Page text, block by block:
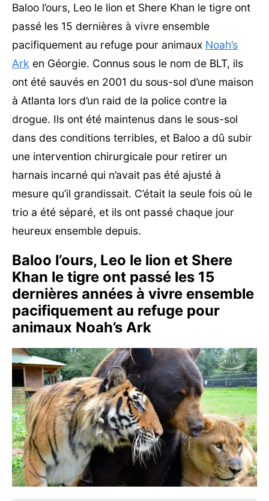
Baloo l’ours, Leo le lion et Shere Khan le tigre ont
passé les 15 dernières à vivre ensemble
pacifiquement au refuge pour animaux Noah’s
Ark en Géorgie. Connus sous le nom de BLT, ils
ont été sauvés en 2001 du sous-sol d’une maison
à Atlanta lors d’un raid de la police contre la
drogue. Ils ont été maintenus dans le sous-sol
dans des conditions terribles, et Baloo a dû subir
une intervention chirurgicale pour retirer un
harnais incarné qui n’avait pas été ajusté à
mesure qu’il grandissait. C’était la seule fois où le
trio a été séparé, et ils ont passé chaque jour
heureux ensemble depuis.
Baloo l’ours, Leo le lion et Shere
Khan le tigre ont passé les 15
dernières années à vivre ensemble
pacifiquement au refuge pour
animaux Noah’s Ark